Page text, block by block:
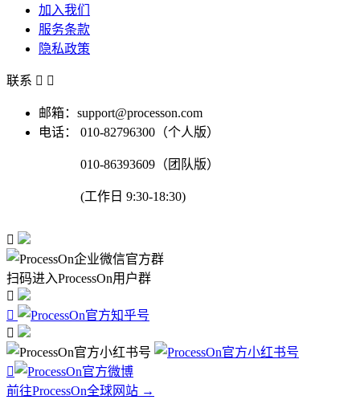
加入我们
服务条款
隐私政策
联系  
邮箱：support@processon.com
电话：
010-82796300（个人版）
010-86393609（团队版）
(工作日 9:30-18:30)

扫码进入ProcessOn用户群




前往ProcessOn全球网站 →